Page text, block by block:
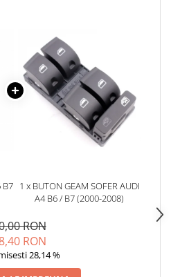
B7 1 x BUTON GEAM SOFER AUDI
A4 B6 / B7 (2000-2008)
RON
RON
28,14 %